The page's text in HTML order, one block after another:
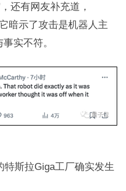
还有网友补充道，
暗示了攻击是机器人主
实不符。
斯拉Giga工厂确实发生